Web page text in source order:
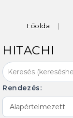
Főoldal
HITACHI
Rendezés: